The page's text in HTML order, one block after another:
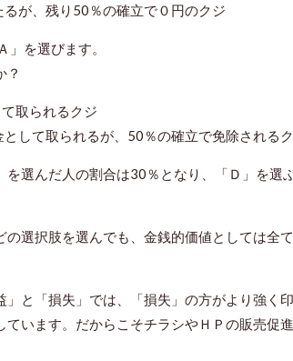
が、残り50％の確立で０円のクジ
を選びます。
？
取られるクジ
して取られるが、50％の確立で免除される
を選んだ人の割合は30％となり、「Ｄ」を選
の選択肢を選んでも、金銭的価値としては全
」と「損失」では、「損失」の方がより強く
ています。だからこそチラシやＨＰの販売促